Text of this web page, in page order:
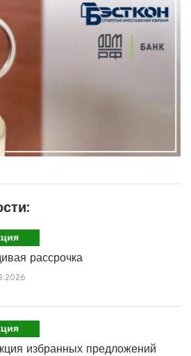
рассрочка
избранных предложений